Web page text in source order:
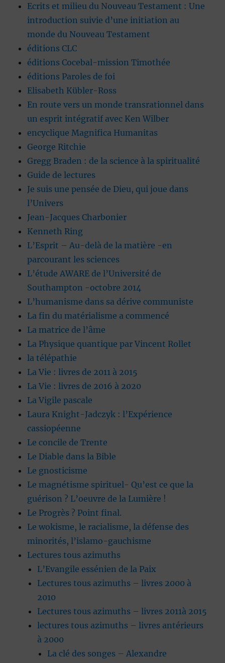
Ecrits et milieu du Nouveau Testament : Une
introduction suivie d’une initiation au
monde du Nouveau Testament
éditions CLC
éditions Cocebal-mission Timothée
éditions Paroles de foi
Elisabeth Kübler-Ross
En route vers un monde transrationnel dans
un esprit intégratif avec Ken Wilber
encyclique Magnifica Humanitas
George Ritchie
Gregg Braden : de la science à la spiritualité
Guide de lectures
Je suis une pensée de Dieu, qui joue dans
l’Univers
Jean-Jacques Charbonier
Kenneth Ring
L’Esprit – Au-delà de la matière -en
parcourant les sciences
L’étude AWARE de l’Université de
Southampton -octobre 2014
L’humanisme dans sa dérive communiste
La fin du matérialisme a commencé
La matrice de l’âme
La Physique quantique par Vincent Rollet
la télépathie
La Vie : livres de 2011 à 2015
La Vie : livres de 2016 à 2020
La Vigile pascale
Laura Knight-Jadczyk : l’Expérience
cassiopéenne
Le concile de Trente
Le Diable dans la Bible
Le gnosticisme
Le magnétisme spirituel- Qu’est ce que la
guérison ? L’oeuvre de la Lumière !
Le Progrès ? Point final.
Le wokisme, le racialisme, la défense des
minorités, l’islamo-gauchisme
Lectures tous azimuths
L’Evangile essénien de la Paix
Lectures tous azimuths – livres 2000 à
2010
Lectures tous azimuths – livres 2011à 2015
lectures tous azimuths – livres antérieurs
à 2000
La clé des songes – Alexandre